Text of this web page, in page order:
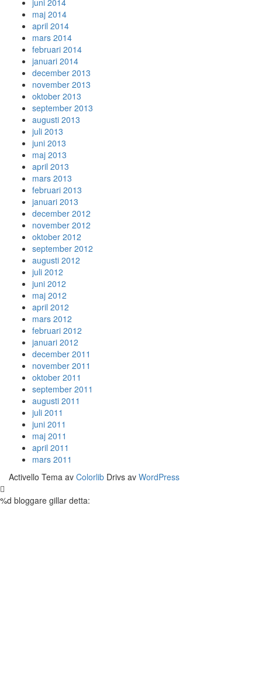
juni 2014
maj 2014
april 2014
mars 2014
februari 2014
januari 2014
december 2013
november 2013
oktober 2013
september 2013
augusti 2013
juli 2013
juni 2013
maj 2013
april 2013
mars 2013
februari 2013
januari 2013
december 2012
november 2012
oktober 2012
september 2012
augusti 2012
juli 2012
juni 2012
maj 2012
april 2012
mars 2012
februari 2012
januari 2012
december 2011
november 2011
oktober 2011
september 2011
augusti 2011
juli 2011
juni 2011
maj 2011
april 2011
mars 2011
Activello Tema av Colorlib Drivs av WordPress
%d bloggare gillar detta: